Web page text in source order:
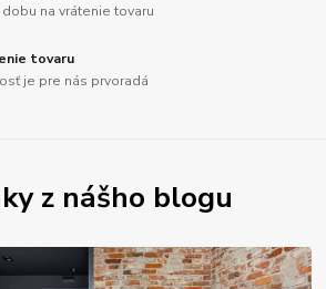
na vrátenie tovaru
tovaru
je pre nás prvoradá
z nášho blogu